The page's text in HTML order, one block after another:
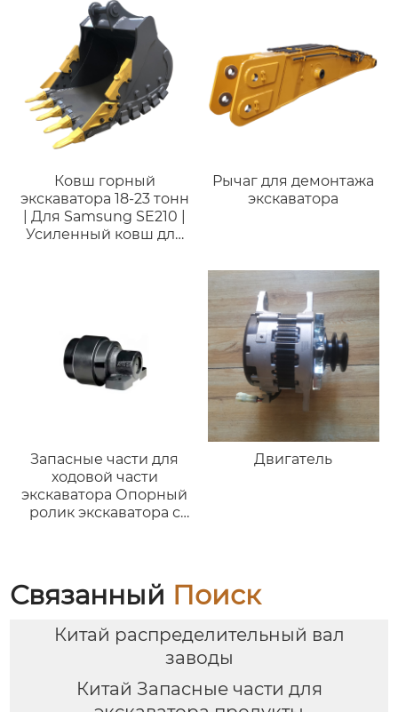
DX200 DH200,
подходит для мини-
машины весом 20
тонн.
Ковш горный
экскаватора 18-23 тонн
| Для Samsung SE210 |
Усиленный ковш для
Рычаг для демонтажа
экскаватора
Запасные части для
ходовой части
экскаватора Опорный
ролик экскаватора с
PC220 22U-30-00021
Двигатель
Связанный Поиск
Китай распределительный вал
заводы
Китай Запасные части для